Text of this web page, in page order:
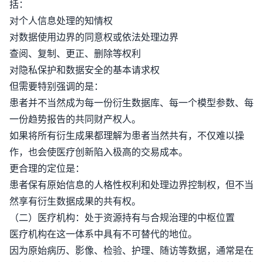
括：
对个人信息处理的知情权
对数据使用边界的同意权或依法处理边界
查阅、复制、更正、删除等权利
对隐私保护和数据安全的基本请求权
但需要特别强调的是：
患者并不当然成为每一份衍生数据库、每一个模型参数、每
一份趋势报告的共同财产权人。
如果将所有衍生成果都理解为患者当然共有，不仅难以操
作，也会使医疗创新陷入极高的交易成本。
更合理的定位是：
患者保有原始信息的人格性权利和处理边界控制权，但不当
然享有衍生数据成果的共有权。
（二）医疗机构：处于资源持有与合规治理的中枢位置
医疗机构在这一体系中具有不可替代的地位。
因为原始病历、影像、检验、护理、随访等数据，通常是在